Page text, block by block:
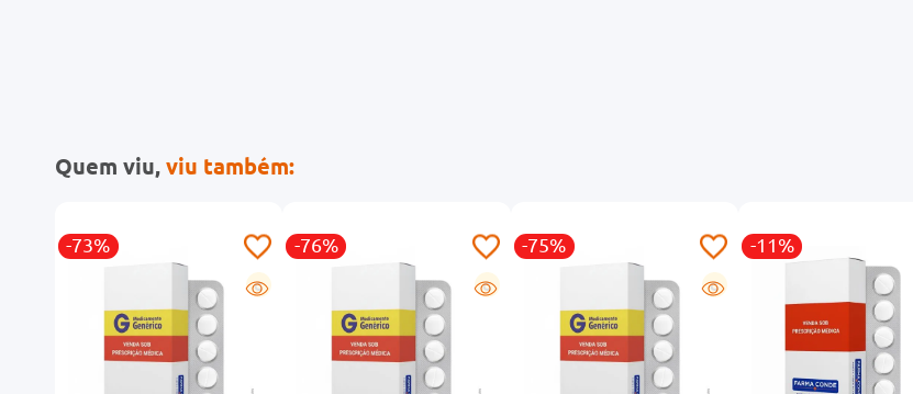
Quem viu,viu também:
-73%
G
-76%
G
-75%
G
-11%